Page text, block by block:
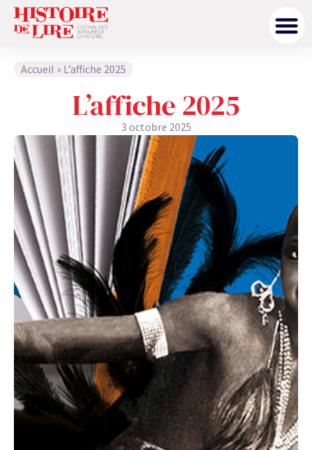
Accueil » L’affiche 2025
L’affiche 2025
3 octobre 2025